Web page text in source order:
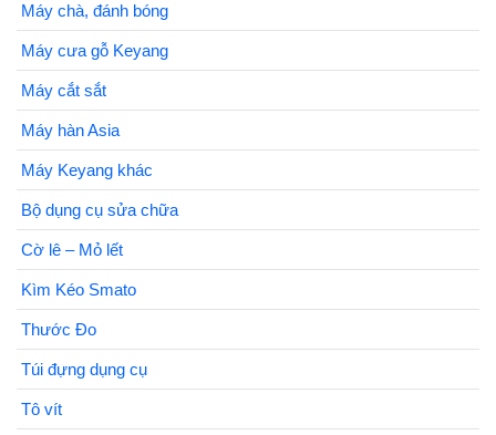
Máy chà, đánh bóng
Máy cưa gỗ Keyang
Máy cắt sắt
Máy hàn Asia
Máy Keyang khác
Bộ dụng cụ sửa chữa
Cờ lê – Mỏ lết
Kìm Kéo Smato
Thước Đo
Túi đựng dụng cụ
Tô vít